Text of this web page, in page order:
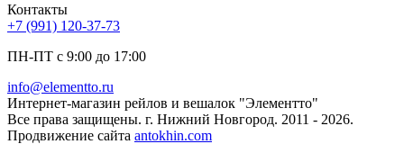
Контакты
+7 (991) 120-37-73
ПН-ПТ с 9:00 до 17:00
info@elementto.ru
Интернет-магазин рейлов и вешалок "Элементто"
Все права защищены. г. Нижний Новгород. 2011 - 2026.
Продвижение сайта antokhin.com